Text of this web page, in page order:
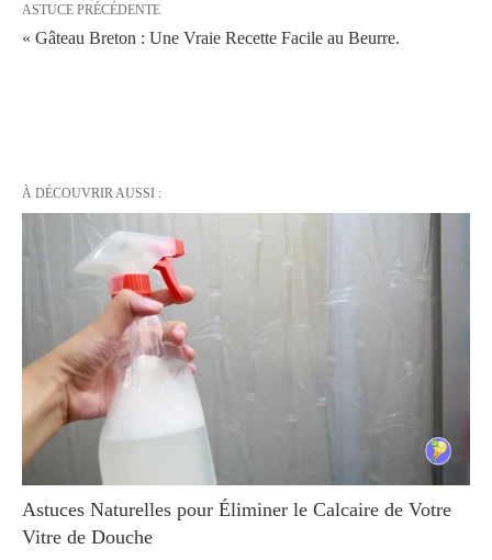
ASTUCE PRÉCÉDENTE
« Gâteau Breton : Une Vraie Recette Facile au Beurre.
À DÉCOUVRIR AUSSI :
Astuces Naturelles pour Éliminer le Calcaire de Votre
Vitre de Douche